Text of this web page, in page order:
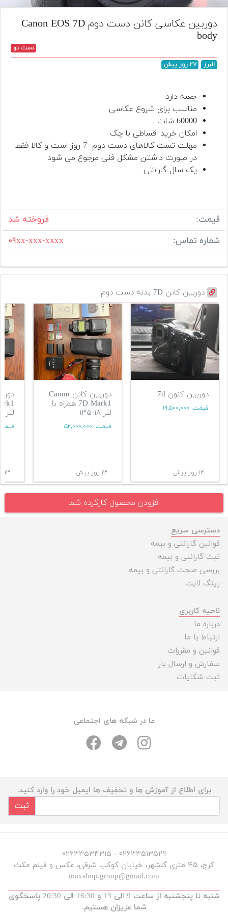
تجهیزات
مکث
پلاس
افزودن
محصول
دوربین عکاسی کانن دست دوم Canon EOS 7D
body
دست دو
البرز ۲۷ روز پیش
جعبه دارد
مناسب برای شروع عکاسی
60000 شات
امکان خرید اقساطی با چک
مهلت تست کالاهای دست دوم
روز است و کالا فقط
در صورت داشتن مشکل فنی مرجوع می شود
یک سال گارانتی
قیمت:
فروخته شد
شماره تماس:
۰۹xx-xxx-xxxx
دوربین کانن 7D بدنه دست دوم
دوربین کنون 7d
قیمت: ۱۹,۵۰۰,۰۰۰
۱۳ روز پیش
دوربین کانن Canon
7D Mark1 همراه با
لنز ۱۸-۱۳۵
قیمت: ۵۲,۰۰۰,۰۰۰
۱۳ روز پیش
لنز ۱۸-۱۳۵
۱۳ روز پیش
افزودن محصول کارکرده شما
دسترسی سریع
قوانین گارانتی و بیمه
ثبت گارانتی و بیمه
بررسی صحت گارانتی و بیمه
رینگ لایت
ناحیه کاربری
درباره ما
ارتباط با ما
قوانین و مقررات
سفارش و ارسال بار
ثبت شکایات
ما در شبکه های اجتماعی
برای اطلاع از آموزش ها و تخفیف ها ایمیل خود را وارد کنید.
ثبت
۰۲۶۳۳۵۱۳۵۲۹ - ۰۲۶۳۳۵۳۴۳۱۵
کرج، ۴۵ متری گلشهر، خیابان کوکب شرقی، عکس و فیلم مکث
maxshop.group@gmail.com
شنبه تا پنجشنبه از ساعت 9 الی 13 و 16:30 الی 20:30 پاسخگوی
شما عزیزان هستیم.